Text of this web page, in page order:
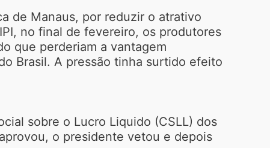
de Manaus, por reduzir o atrativo
no final de fevereiro, os produtores
que perderiam a vantagem
Brasil. A pressão tinha surtido efeito
sobre o Lucro Liquido (CSLL) dos
o presidente vetou e depois